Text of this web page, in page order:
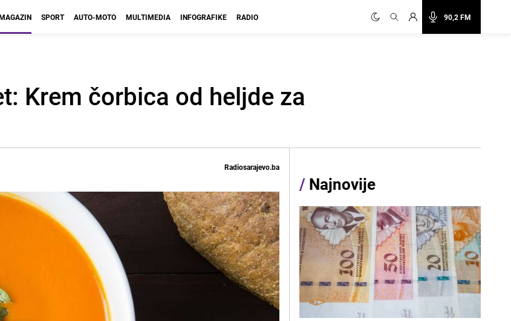
90,2 FM
SPORT AUTO-MOTO MULTIMEDIA INFOGRAFIKE RADIO
Krem čorbica od heljde za
Radiosarajevo.ba
/ Najnovije